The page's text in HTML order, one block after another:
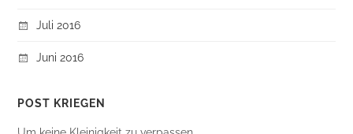
Juli 2016
Juni 2016
POST KRIEGEN